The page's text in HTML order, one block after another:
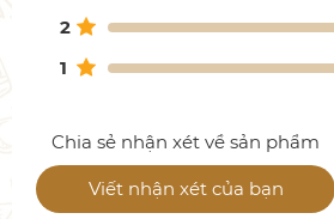
2
1
Chia sẻ nhận xét về sản phẩm
Viết nhận xét của bạn